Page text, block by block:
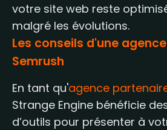
votre site web reste
malgré les évolutions.
Les conseils d'une
Semrush
En tant qu'agence
Strange Engine bénéficie
d’outils pour présenter à